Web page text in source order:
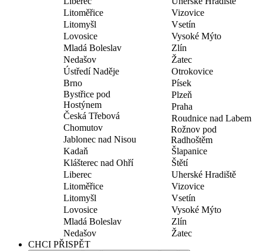
Litoměřice
Litomyšl
Lovosice
Mladá Boleslav
Nedašov
Vizovice
Vsetín
Vysoké Mýto
Zlín
Žatec
Ústředí Naděje
Brno
Bystřice pod
Hostýnem
Česká Třebová
Chomutov
Jablonec nad Nisou
Kadaň
Klášterec nad Ohří
Liberec
Litoměřice
Litomyšl
Lovosice
Mladá Boleslav
Nedašov
Otrokovice
Písek
Plzeň
Praha
Roudnice nad Labem
Rožnov pod
Radhoštěm
Šlapanice
Štětí
Uherské Hradiště
Vizovice
Vsetín
Vysoké Mýto
Zlín
Žatec
CHCI PŘISPĚT